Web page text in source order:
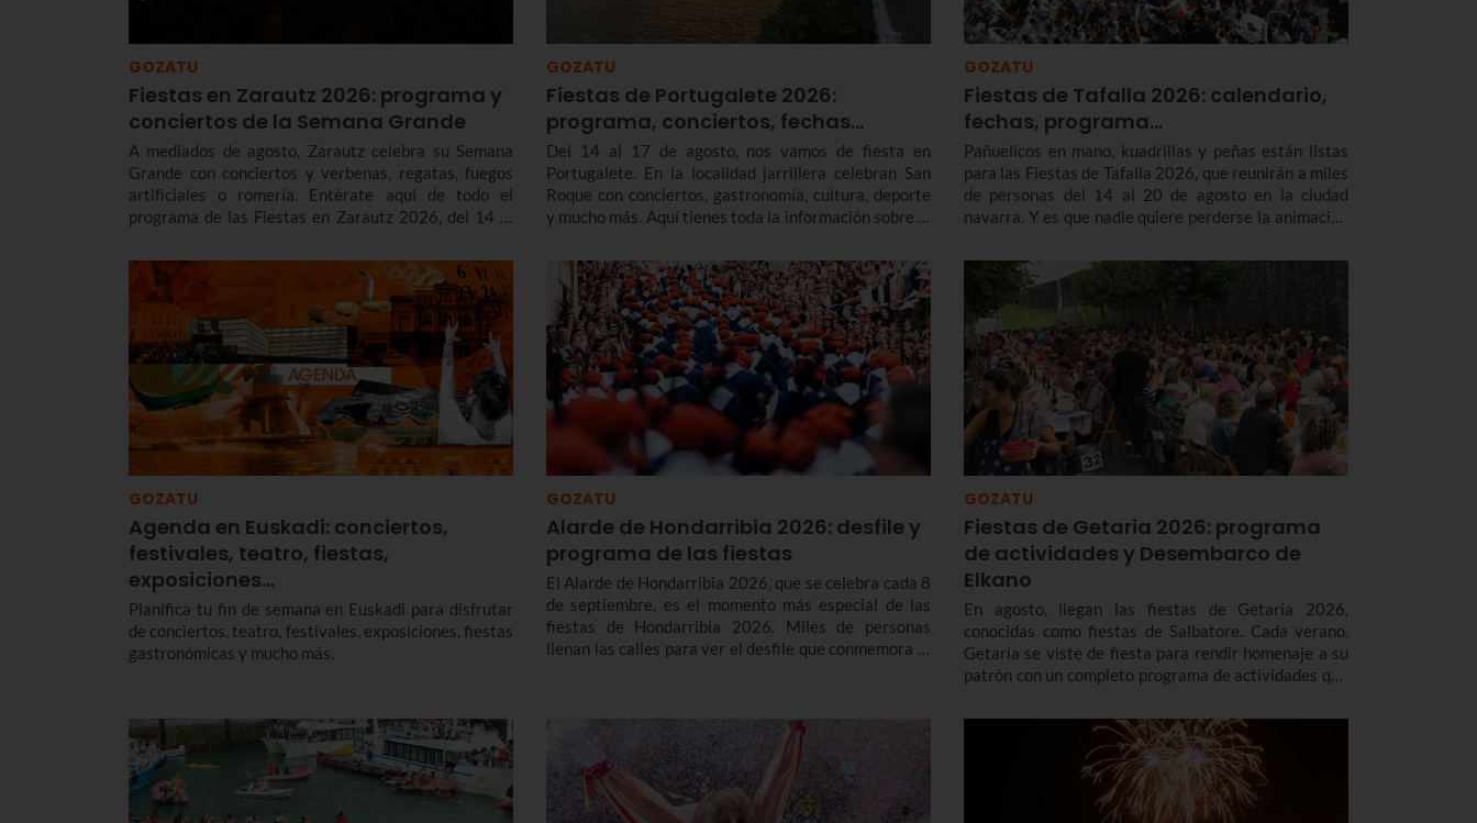
GOZATU
Fiestas en Zarautz 2026: programa y
conciertos de la Semana Grande
A mediados de agosto, Zarautz celebra su Semana
Grande con conciertos y verbenas, regatas, fuegos
artificiales o romería. Entérate aquí de todo el
programa de las Fiestas en Zarautz 2026, del 14 al
GOZATU
Fiestas de Portugalete 2026:
programa, conciertos, fechas…
Del 14 al 17 de agosto, nos vamos de fiesta en
Portugalete. En la localidad jarrillera celebran San
Roque con conciertos, gastronomía, cultura, deporte
y mucho más. Aquí tienes toda la información sobre el
de las prefiestas, que empiezan varios días antes.
GOZATU
Fiestas de Tafalla 2026: calendario,
fechas, programa…
Pañuelicos en mano, kuadrillas y peñas están listas
para las Fiestas de Tafalla 2026, que reunirán a miles
de personas del 14 al 20 de agosto en la ciudad
navarra. Y es que nadie quiere perderse la animación
encierros o la esperada subida a la Salve.
GOZATU
Agenda en Euskadi: conciertos,
festivales, teatro, fiestas,
exposiciones…
Planifica tu fin de semana en Euskadi para disfrutar
de conciertos, teatro, festivales, exposiciones, fiestas
gastronómicas y mucho más.
GOZATU
Alarde de Hondarribia 2026: desfile y
programa de las fiestas
El Alarde de Hondarribia 2026, que se celebra cada 8
de septiembre, es el momento más especial de las
fiestas de Hondarribia 2026. Miles de personas
llenan las calles para ver el desfile que conmemora la
Te contamos más sobre el origen y el desfile del
Alarde de Hondarribia 2026 y el programa de fiestas
de Hondarribia 2026. Toma nota porque las fiestas
son del 4 al 10 de septiembre.
GOZATU
Fiestas de Getaria 2026: programa
de actividades y Desembarco de
Elkano
En agosto, llegan las fiestas de Getaria 2026,
conocidas como fiestas de Salbatore. Cada verano,
Getaria se viste de fiesta para rendir homenaje a su
patrón con un completo programa de actividades que
cada cuatro años, un espectacular Desembarco de
Elkano, que este año será el día 7 de agosto.